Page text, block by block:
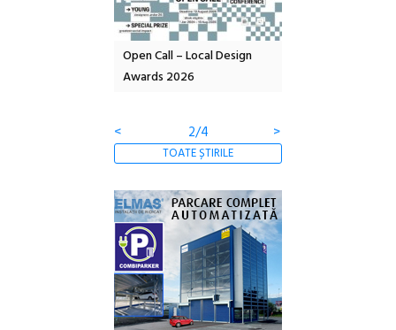
Open Call – Local Design
Awards 2026
<
2/4 >
TOATE ȘTIRILE